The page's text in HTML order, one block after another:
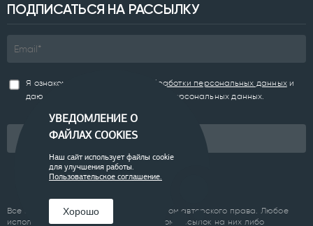
ПОДПИСАТЬСЯ НА РАССЫЛКУ
Я ознакомлен(а) с Политикой обработки персональных данныхи
даю согласие на обработку моих персональных данных.
Подписаться
Все материалы сайта являются объектом авторского права. Любое
использование материалов сайта, кроме ссылок на них либо
УВЕДОМЛЕНИЕ О
ФАЙЛАХ COOKIES
Наш сайт использует файлы cookie
для улучшения работы.
Пользовательское соглашение.
Хорошо